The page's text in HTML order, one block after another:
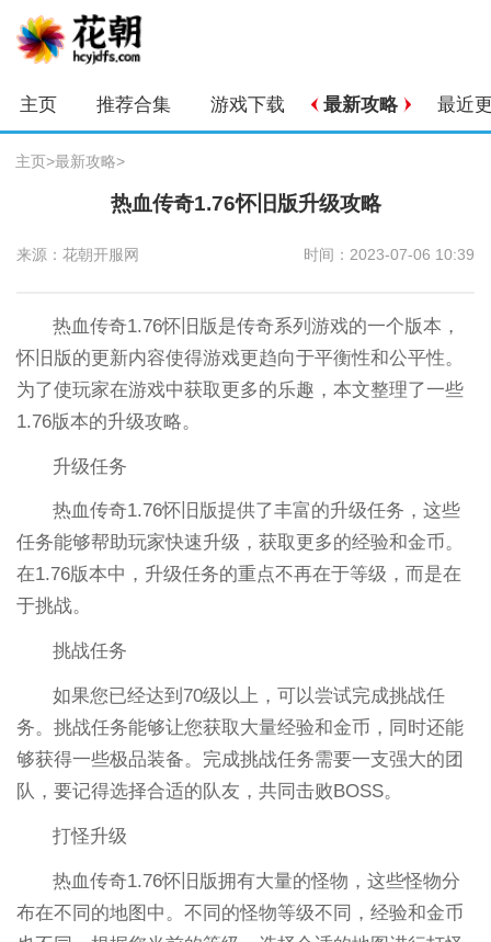
主页 推荐合集 游戏下载 最新攻略 最近
主页>最新攻略>
热血传奇1.76怀旧版升级攻略
来源：花朝开服网 时间：2023-07-06 10:39
热血传奇1.76怀旧版是传奇系列游戏的一个版本，
怀旧版的更新内容使得游戏更趋向于平衡性和公平性。
为了使玩家在游戏中获取更多的乐趣，本文整理了一些
1.76版本的升级攻略。
升级任务
热血传奇1.76怀旧版提供了丰富的升级任务，这些
任务能够帮助玩家快速升级，获取更多的经验和金币。
在1.76版本中，升级任务的重点不再在于等级，而是在
于挑战。
挑战任务
如果您已经达到70级以上，可以尝试完成挑战任
务。挑战任务能够让您获取大量经验和金币，同时还能
够获得一些极品装备。完成挑战任务需要一支强大的团
队，要记得选择合适的队友，共同击败BOSS。
打怪升级
热血传奇1.76怀旧版拥有大量的怪物，这些怪物分
布在不同的地图中。不同的怪物等级不同，经验和金币